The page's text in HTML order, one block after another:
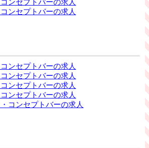
ンセプトバーの求人
ンセプトバーの求人
ンセプトバーの求人
ンセプトバーの求人
ンセプトバーの求人
ンセプトバーの求人
コンセプトバーの求人